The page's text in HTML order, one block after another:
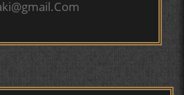
НАВРӮЗИ АҶАМ